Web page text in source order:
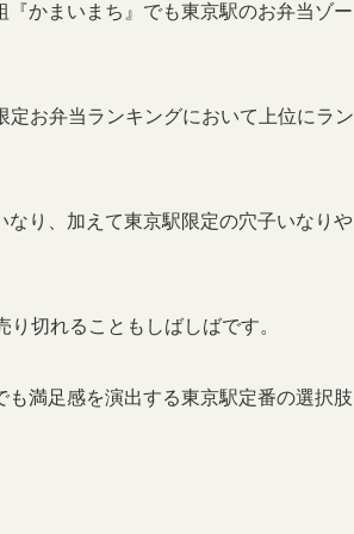
かまいまち』でも東京駅のお弁当ゾー
お弁当ランキングにおいて上位にラン
り、加えて東京駅限定の穴子いなりや
切れることもしばしばです。
満足感を演出する東京駅定番の選択肢